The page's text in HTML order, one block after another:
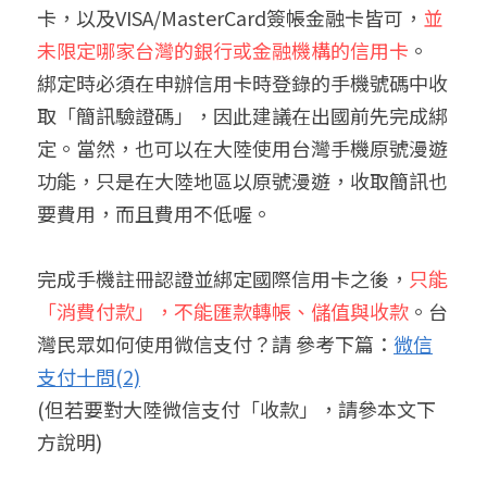
卡，以及VISA/MasterCard簽帳金融卡皆可， 並
未限定哪家台灣的銀行或金融機構的信用卡 。
綁定時必須在申辦信用卡時登錄的手機號碼中收
取「簡訊驗證碼」，因此建議在出國前先完成綁
定。當然，也可以在大陸使用台灣手機原號漫遊
功能，只是在大陸地區以原號漫遊，收取簡訊也
要費用，而且費用不低喔。
完成手機註冊認證並綁定國際信用卡之後， 只能
「消費付款」，不能匯款轉帳、儲值與收款 。 台
灣民眾如何使用微信支付？請 參考下篇： 微信
支付十問(2)
(但若要對大陸微信支付「收款」，請參本文下
方說明)